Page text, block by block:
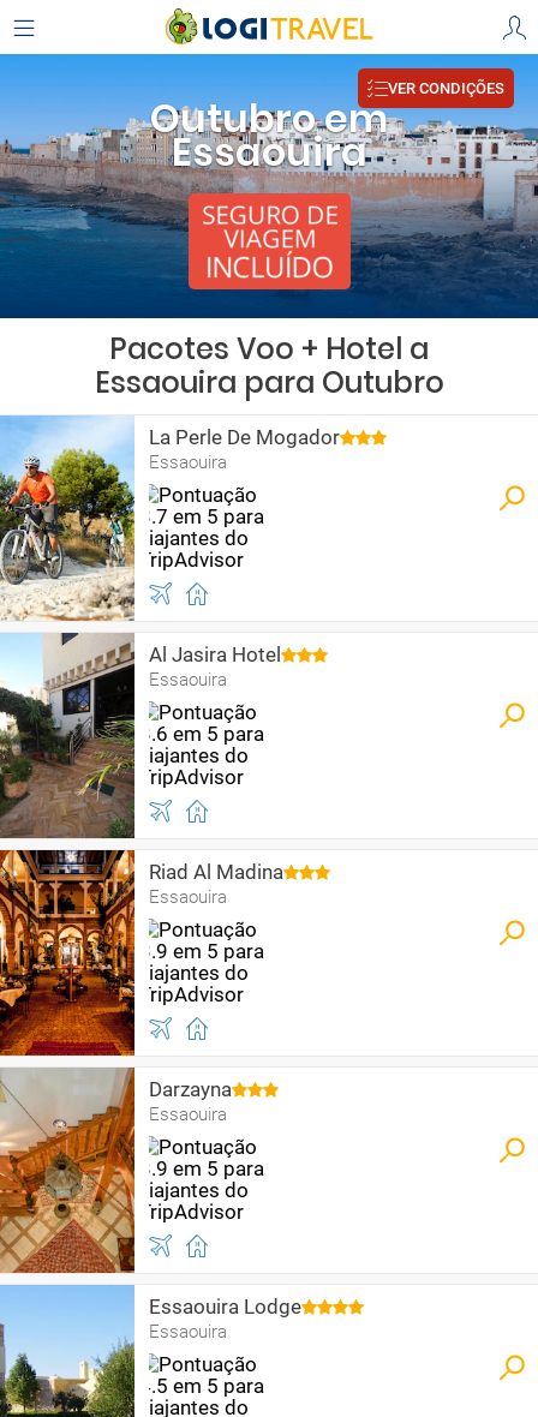
Outubro em
Essaouira
VER CONDIÇÕES
Pacotes Voo + Hotel a
Essaouira para Outubro
La Perle De Mogador
Essaouira
Al Jasira Hotel
Essaouira
Riad Al Madina
Essaouira
Darzayna
Essaouira
Essaouira Lodge
Essaouira